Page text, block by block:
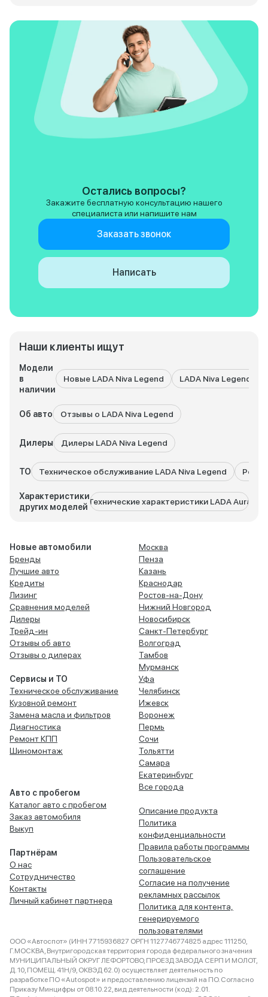
Наши клиенты ищут
Модели
в
наличии
Новые LADA Niva Legend LADA Niva Legend с
Об авто Отзывы о LADA Niva Legend
Дилеры Дилеры LADA Niva Legend
ТО Техническое обслуживание LADA Niva Legend
Характеристики
других моделей
Технические характеристики LADA Aura
постоянного
То тут
подтянуть. Но
из нужного
хобби, чем
Legend не про
престиж, это про
возможность
другие не смогут.
дешевые и
огромный плюс!
Остались вопросы?
Закажите бесплатную консультацию нашего
специалиста или напишите нам
Заказать звонок
Написать
Новые автомобили
Бренды
Лучшие авто
Кредиты
Лизинг
Сравнения моделей
Дилеры
Трейд-ин
Отзывы об авто
Отзывы о дилерах
Сервисы и ТО
Техническое обслуживание
Кузовной ремонт
Замена масла и фильтров
Диагностика
Ремонт КПП
Шиномонтаж
Авто с пробегом
Каталог авто с пробегом
Заказ автомобиля
Выкуп
Партнёрам
О нас
Сотрудничество
Контакты
Личный кабинет партнера
Москва
Пенза
Казань
Краснодар
Ростов-на-Дону
Нижний Новгород
Новосибирск
Санкт-Петербург
Волгоград
Тамбов
Мурманск
Уфа
Челябинск
Ижевск
Воронеж
Пермь
Сочи
Тольятти
Самара
Екатеринбург
Все города
Описание продукта
Политика
конфиденциальности
Правила работы программы
Пользовательское
соглашение
Согласие на получение
рекламных рассылок
Политика для контента,
генерируемого
пользователями
ООО «Автоспот» (ИНН 7715936827 ОРГН 1127746774825 адрес 111250,
Г.МОСКВА, Внутригородская территория города федерального значения
МУНИЦИПАЛЬНЫЙ ОКРУГ ЛЕФОРТОВО, ПРОЕЗД ЗАВОДА СЕРП И МОЛОТ,
Д. 10, ПОМЕЩ. 41Н/9, ОКВЭД 62.0) осуществляет деятельность по
разработке ПО «Autospot» и предоставлению лицензий на ПО. Согласно
Приказу Минцифры от 08.10.22, вид деятельности (код): 2.01.